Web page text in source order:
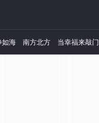
如海 南方北方 当幸福来敲门